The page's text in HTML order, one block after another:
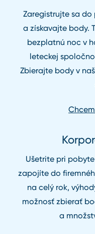
Zaregistrujte sa
a získavajte body.
bezplatnú noc v
leteckej
Zbierajte body v
Ušetrite pri
zapojíte do
na celý rok,
možnosť zbierať
a